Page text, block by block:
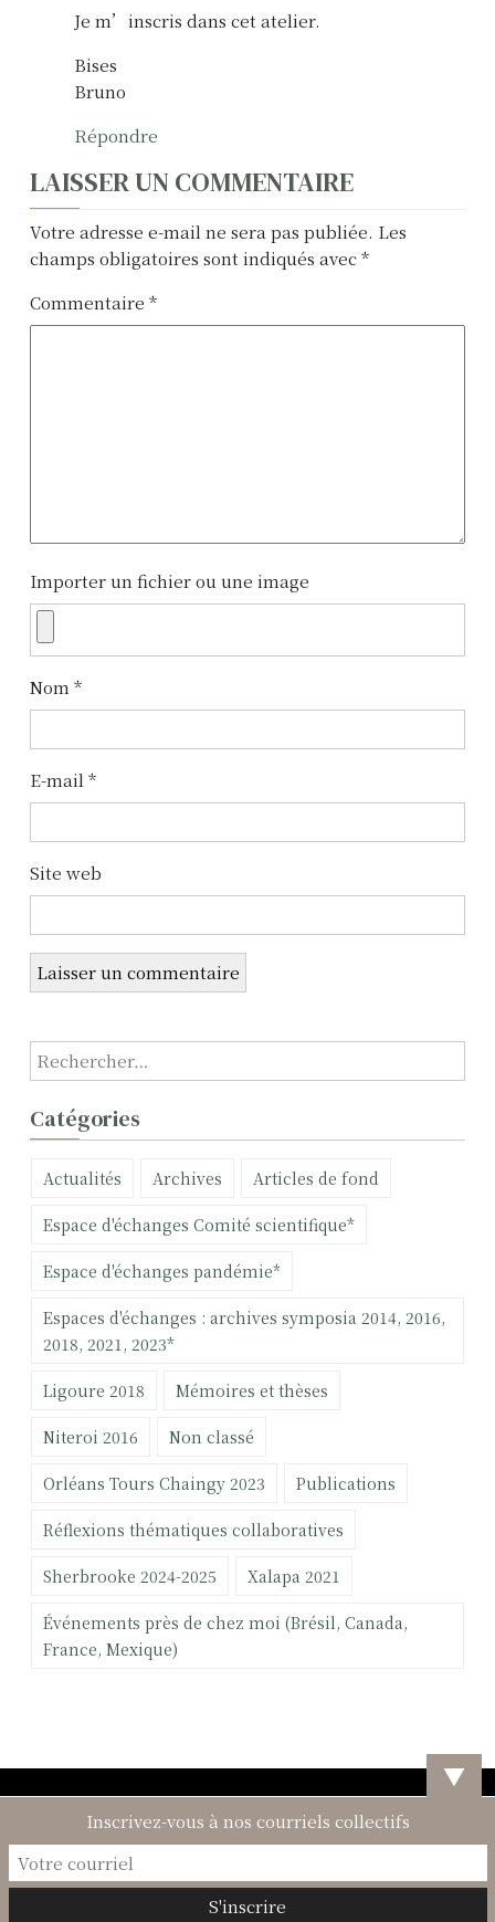
Je m’inscris dans cet atelier.
Bises
Bruno
Répondre
LAISSER UN COMMENTAIRE
Votre adresse e-mail ne sera pas publiée. Les
champs obligatoires sont indiqués avec*
Commentaire *
Importer un fichier ou une image
Nom *
E-mail *
Site web
R
e
h
Catégories
Actualités Archives Articles de fond
Espace d'échanges Comité scientifique*
Espace d'échanges pandémie*
Espaces d'échanges : archives symposia 2014, 2016,
2018, 2021, 2023*
Ligoure 2018 Mémoires et thèses
Niteroi 2016 Non classé
Orléans Tours Chaingy 2023 Publications
Réflexions thématiques collaboratives
Sherbrooke 2024-2025 Xalapa 2021
Événements près de chez moi (Brésil, Canada,
France, Mexique)
▼
Inscrivez-vous à nos courriels collectifs